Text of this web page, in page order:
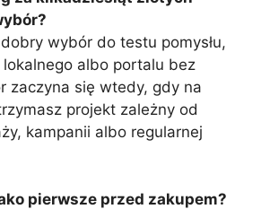
wybór do testu pomysłu,
lokalnego albo portalu bez
zaczyna się wtedy, gdy na
projekt zależny od
kampanii albo regularnej
pierwsze przed zakupem?